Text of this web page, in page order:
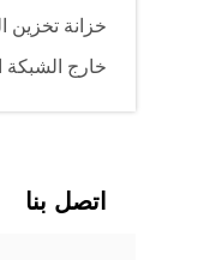
خزانة تخزين
خارج
اتصل بنا